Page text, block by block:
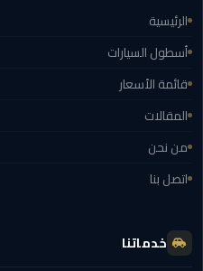
الغردقة
ليموزين
شرم
ليموزين
علم
ليموزين
اسكندرية
الرئيسية
أسطول السيارات
قائمة الأسعار
المقالات
من نحن
اتصل بنا
خدماتنا